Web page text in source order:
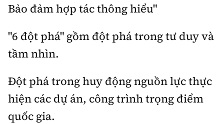
Bảo đảm hợp tác thông hiểu"
"6 đột phá" gồm đột phá trong tư duy và
tầm nhìn.
Đột phá trong huy động nguồn lực thực
hiện các dự án, công trình trọng điểm
quốc gia.